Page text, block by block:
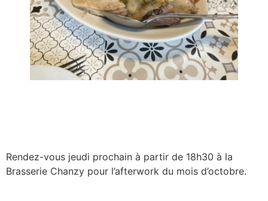
Rendez-vous jeudi prochain à partir de 18h30 à la
Brasserie Chanzy pour l’afterwork du mois d’octobre.